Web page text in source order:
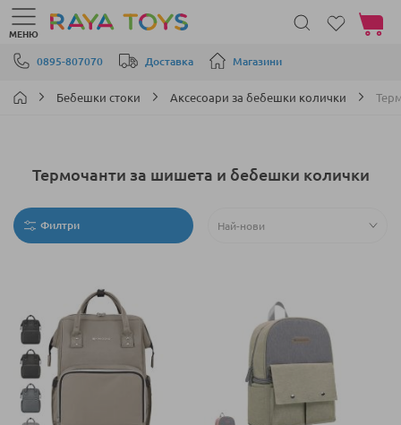
Прескачане към съдържанието
0895-807070 Доставка Магазини
МЕНЮ
Моята
Бебешки стоки Аксесоари за бебешки колички
Термочанти за шишета и бебешки колички
Филтри